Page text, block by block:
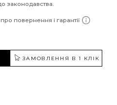
законодавства.
повернення і гарантії
ЗАМОВЛЕННЯ В 1 КЛІК